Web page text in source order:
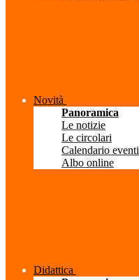
Novità
Panoramica
Le notizie
Le circolari
Calendario eventi
Albo online
Didattica